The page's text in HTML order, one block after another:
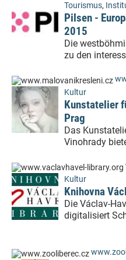
Tourismus,
Pilsen -
2015
Die
zu den
Kultur
Kunstatelier
Prag
Das
Vinohrady
Kultur
Knihovna
Die Václav-
digitalisiert